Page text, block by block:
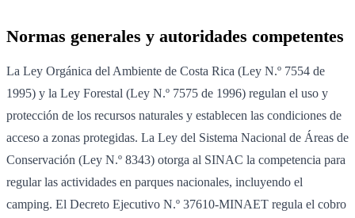
Normas generales y autoridades competentes
La Ley Orgánica del Ambiente de Costa Rica (Ley N.º 7554 de
1995) y la Ley Forestal (Ley N.º 7575 de 1996) regulan el uso y
protección de los recursos naturales y establecen las condiciones de
acceso a zonas protegidas. La Ley del Sistema Nacional de Áreas de
Conservación (Ley N.º 8343) otorga al SINAC la competencia para
regular las actividades en parques nacionales, incluyendo el
camping. El Decreto Ejecutivo N.º 37610-MINAET regula el cobro